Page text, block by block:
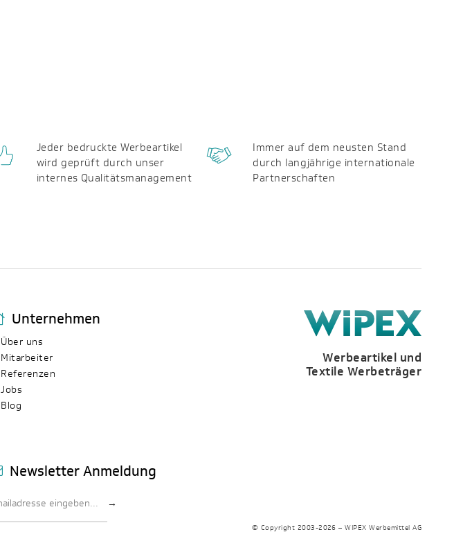
Jeder bedruckte Werbeartikel
wird geprüft durch unser
internes Qualitäts­management
Immer auf dem neusten Stand
durch langjährige internationale
Partnerschaften
Unternehmen
Über uns
Mitarbeiter
Referenzen
Jobs
Blog
Newsletter Anmeldung
→
Werbeartikel und
Textile Werbeträger
© Copyright 2003-2026 – WIPEX Werbemittel AG